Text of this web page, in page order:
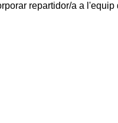
repartidor/a a l'equip